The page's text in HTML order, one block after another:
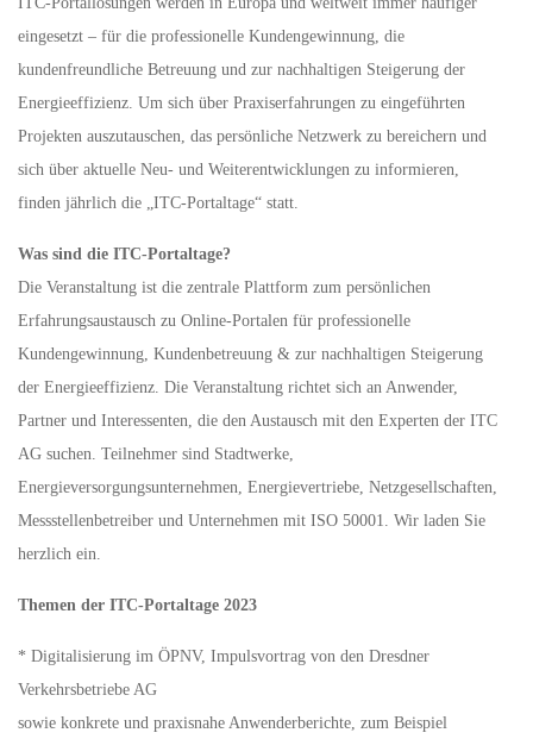
eingesetzt – für die professionelle Kundengewinnung, die
kundenfreundliche Betreuung und zur nachhaltigen Steigerung der
Energieeffizienz. Um sich über Praxiserfahrungen zu eingeführten
Projekten auszutauschen, das persönliche Netzwerk zu bereichern und
sich über aktuelle Neu- und Weiterentwicklungen zu informieren,
finden jährlich die „ITC-Portaltage“ statt.
Was sind die ITC-Portaltage?
Die Veranstaltung ist die zentrale Plattform zum persönlichen
Erfahrungsaustausch zu Online-Portalen für professionelle
Kundengewinnung, Kundenbetreuung & zur nachhaltigen Steigerung
der Energieeffizienz. Die Veranstaltung richtet sich an Anwender,
Partner und Interessenten, die den Austausch mit den Experten der ITC
AG suchen. Teilnehmer sind Stadtwerke,
Energieversorgungsunternehmen, Energievertriebe, Netzgesellschaften,
Messstellenbetreiber und Unternehmen mit ISO 50001. Wir laden Sie
herzlich ein.
Themen der ITC-Portaltage 2023
* Digitalisierung im ÖPNV, Impulsvortrag von den Dresdner
Verkehrsbetriebe AG
sowie konkrete und praxisnahe Anwenderberichte, zum Beispiel